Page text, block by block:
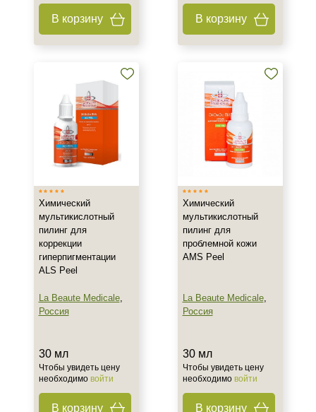
Ровный тон
Область применения
Объём
8 мл
10 мл
20 мл
Ингредиенты
Миндальная кислота
Показать еще
В корзину В корзину
Химический
мультикислотный
пилинг для
коррекции
гиперпигментации
ALS Peel
La Beaute Medicale,
Россия
30 мл
Чтобы увидеть цену
необходимо войти
В корзину
Химический
мультикислотный
пилинг для
проблемной кожи
AMS Peel
La Beaute Medicale,
Россия
30 мл
Чтобы увидеть цену
необходимо войти
В корзину